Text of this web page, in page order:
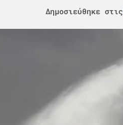
Δημοσιεύθηκε στις